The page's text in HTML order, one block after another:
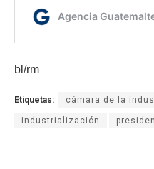
bl/rm
Etiquetas: cámara de la
industrialización